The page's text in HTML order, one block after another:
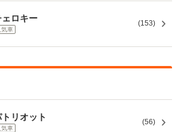
ェロキー
気車
(153)
リオット
気車
(56)